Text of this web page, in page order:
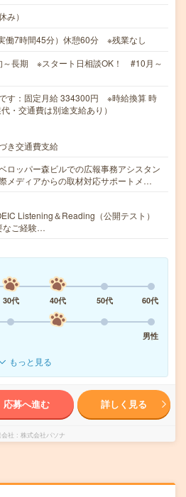
み）
働7時間45分）休憩60分 ※残業なし
～長期 ※スタート日相談OK！ #10月～
す：固定月給 334300円 ※時給換算 時
・交通費は別途支給あり）
き交通費支給
ロッパー森ビルでの広報事務アシスタン
メディアからの取材対応サポートメ…
Listening＆Reading（公開テスト）
なご経験…
30代 40代 50代
60代
男性
もっと見る
応募へ進む 詳しく見る
社 株式会社パソナ